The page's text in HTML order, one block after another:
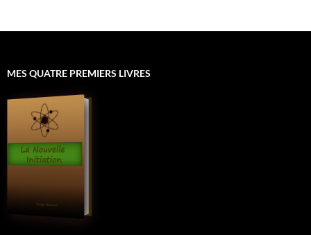
MES QUATRE PREMIERS LIVRES